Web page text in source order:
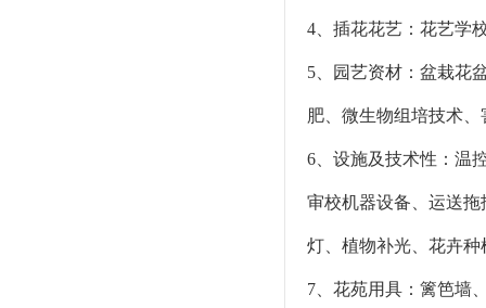
4、插花花艺：花艺学
5、园艺资材：盆栽花
肥、微生物组培技术
6、设施及技术性：温
审校机器设备、运送
灯、植物补光、花卉
7、花苑用具：篱笆墙